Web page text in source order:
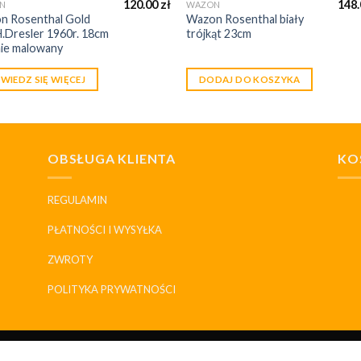
Rosenthal Gold
1960r. 18cm
malowany
120.00zł
SIĘ WIĘCEJ
WAZON
Wazon Rosenthal biały
trójkąt 23cm
DODAJ DO KOSZYKA
OBSŁUGA KLIENTA
REGULAMIN
PŁATNOŚCI I WYSYŁKA
ZWROTY
POLITYKA PRYWATNOŚCI